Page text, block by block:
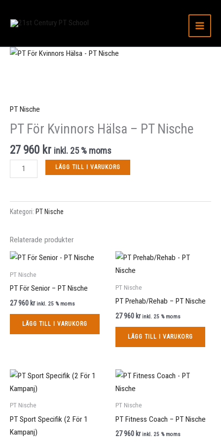
PT Nische
PT För Kvinnors Hälsa – PT Nische
27 960 kr inkl. 25 % moms
PT
-
Nische
mängd
LÄGG TILL I VARUKORG
Kategori: PT Nische
Relaterade produkter
PT Nische
PT För Senior – PT Nische
27 960 kr inkl. 25 % moms
LÄGG TILL I VARUKORG
PT Nische
PT Prehab/Rehab – PT Nische
27 960 kr inkl. 25 % moms
LÄGG TILL I VARUKORG
PT Nische
PT Sport Specifik (2 För 1
Kampanj)
PT Nische
PT Fitness Coach – PT Nische
27 960 kr inkl. 25 % moms